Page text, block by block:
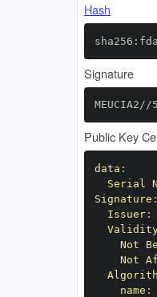
Hash
Signature
MEUCIA2//
Public Key
data :
Serial
Signature :
Issuer:
Not
Not
name :